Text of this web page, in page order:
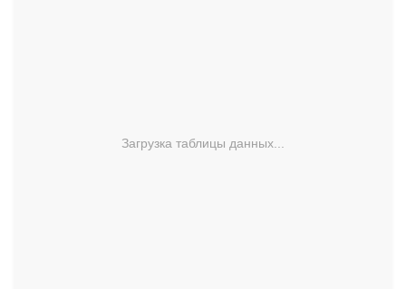
Загрузка таблицы данных...